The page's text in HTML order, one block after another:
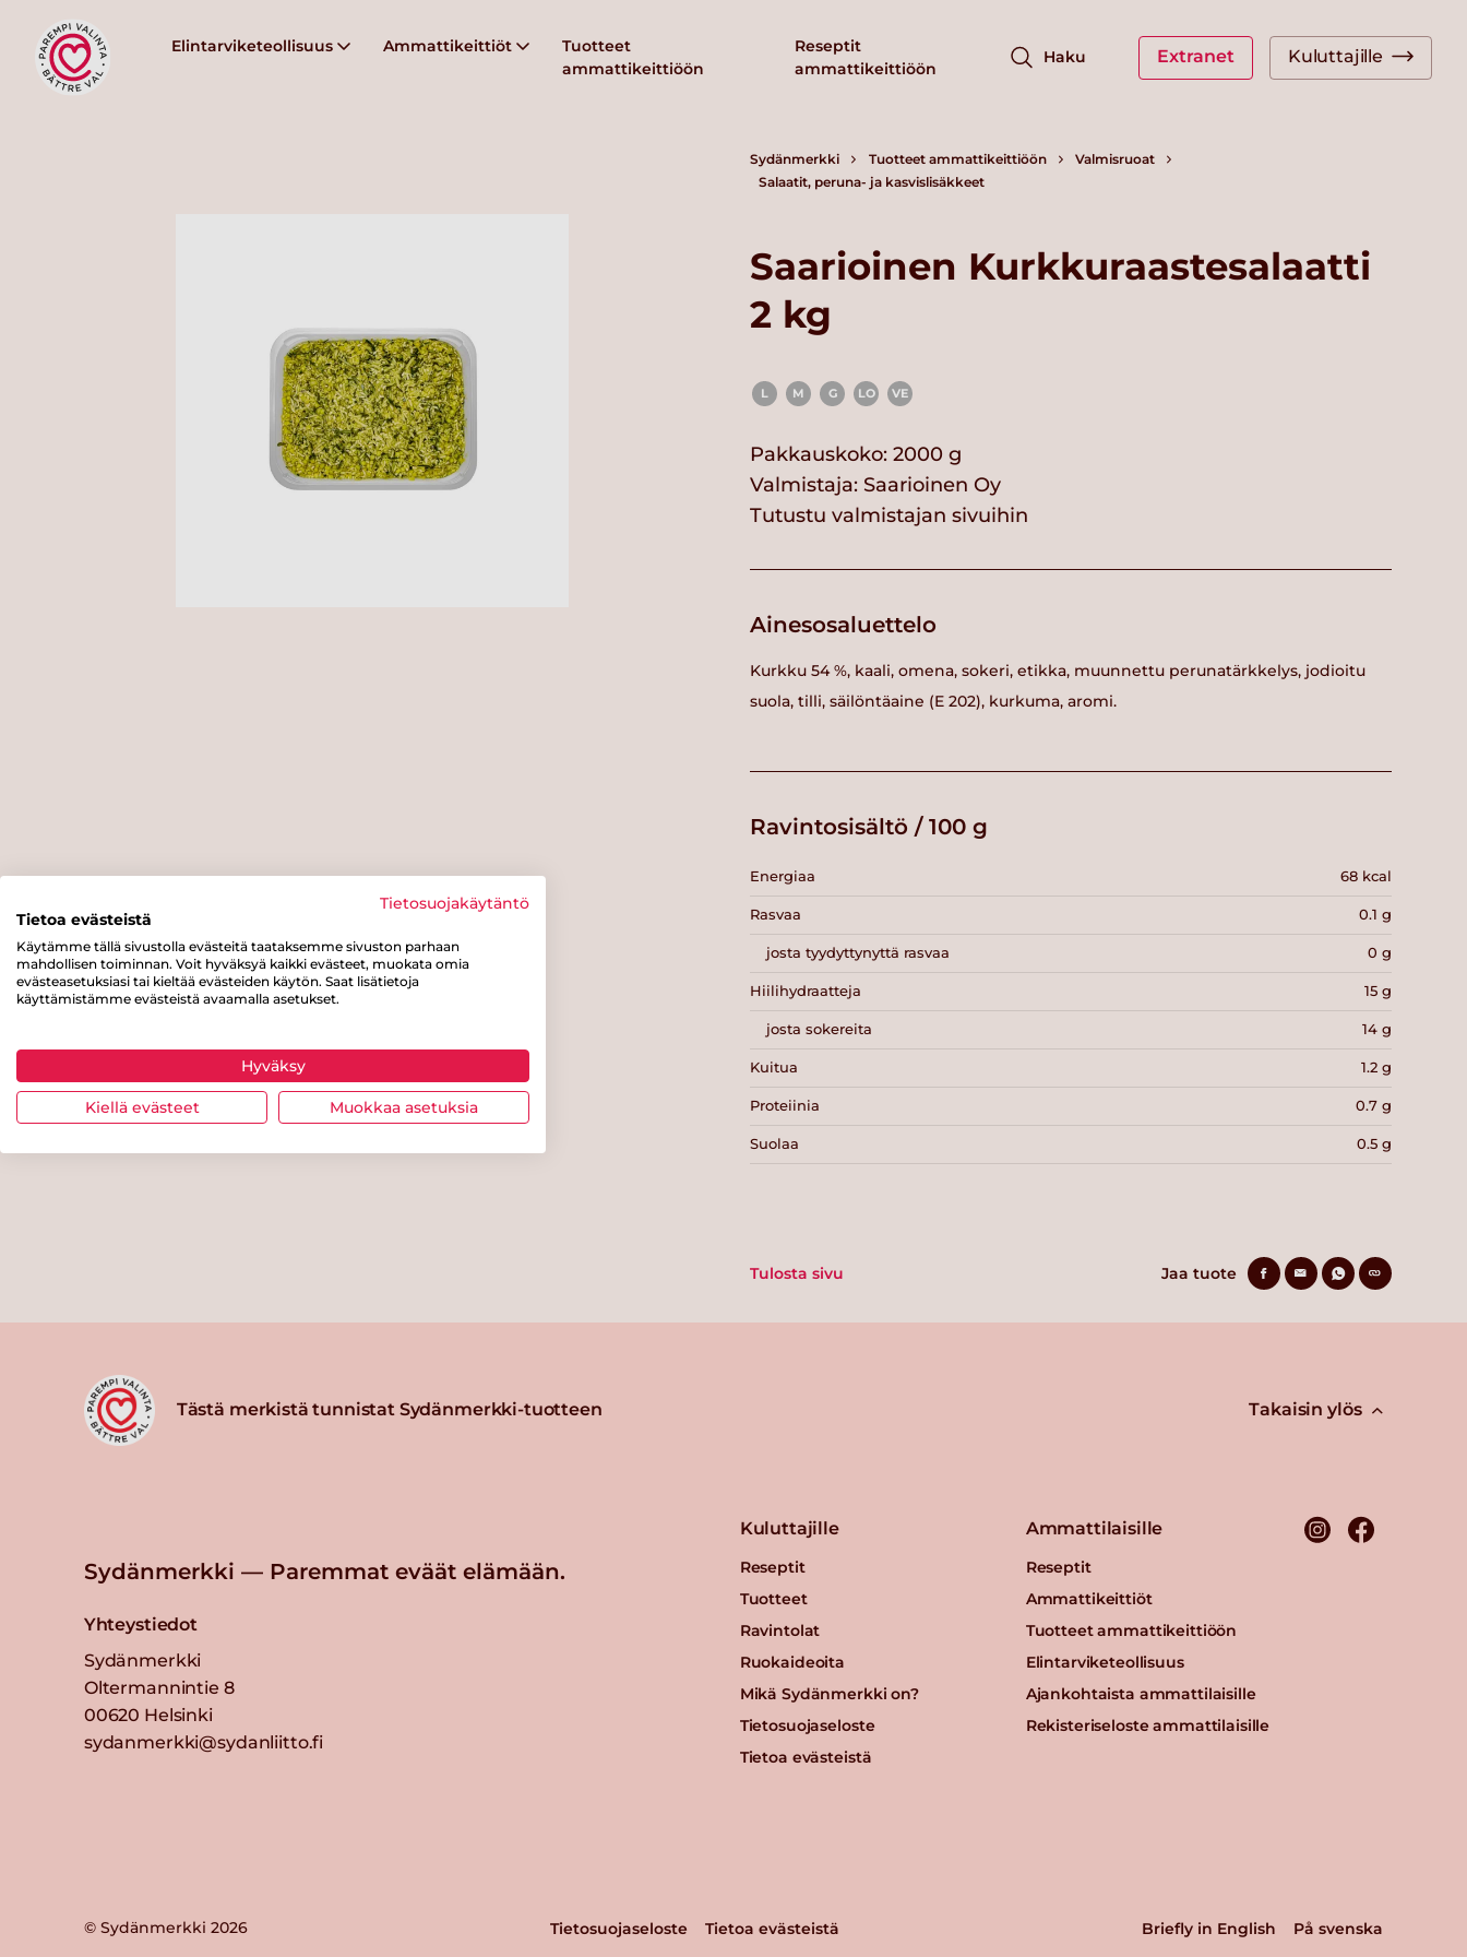
Elintarviketeollisuus Ammattikeittiöt
Tuotteet
ammattikeittiöön
Reseptit
ammattikeittiöön
Haku Extranet Kuluttajille
Sydänmerkki Tuotteet ammattikeittiöön
Valmisruoat
Salaatit, peruna- ja kasvislisäkkeet
Saarioinen Kurkkuraastesalaatti
2 kg
L M G LO VE
Pakkauskoko: 2000 g
Valmistaja: Saarioinen Oy
Tutustu valmistajan sivuihin
Ainesosaluettelo
Kurkku 54 %, kaali, omena, sokeri, etikka, muunnettu perunatärkkelys, jodioitu
suola, tilli, säilöntäaine (E 202), kurkuma, aromi.
Ravintosisältö / 100 g
Energiaa 68 kcal
Rasvaa 0.1 g
josta tyydyttynyttä rasvaa 0 g
Hiilihydraatteja 15 g
josta sokereita 14 g
Kuitua 1.2 g
Proteiinia 0.7 g
Suolaa 0.5 g
Tulosta sivu Jaa tuote
Tästä merkistä tunnistat Sydänmerkki-tuotteen Takaisin ylös
Sydänmerkki — Paremmat eväät elämään.
Yhteystiedot
Sydänmerkki
Oltermannintie 8
00620 Helsinki
sydanmerkki@sydanliitto.fi
Kuluttajille
Reseptit
Tuotteet
Ravintolat
Ruokaideoita
Mikä Sydänmerkki on?
Tietosuojaseloste
Tietoa evästeistä
Ammattilaisille
Reseptit
Ammattikeittiöt
Tuotteet ammattikeittiöön
Elintarviketeollisuus
Ajankohtaista ammattilaisille
Rekisteriseloste ammattilaisille
© Sydänmerkki 2026 Tietosuojaseloste Tietoa evästeistä Briefly in English På svenska
Tietosuojakäytäntö
Tietoa evästeistä
Käytämme tällä sivustolla evästeitä taataksemme sivuston parhaan
mahdollisen toiminnan. Voit hyväksyä kaikki evästeet, muokata omia
evästeasetuksiasi tai kieltää evästeiden käytön. Saat lisätietoja
käyttämistämme evästeistä avaamalla asetukset.
Hyväksy
Kiellä evästeet Muokkaa asetuksia